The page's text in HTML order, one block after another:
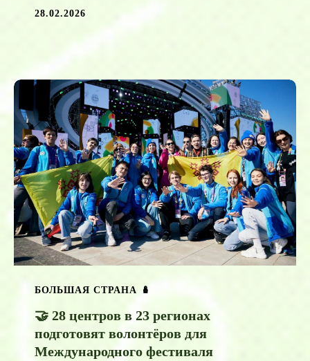
28.02.2026
БОЛЬШАЯ СТРАНА 🪆
🤝 28 центров в 23 регионах
подготовят волонтёров для
Международного фестиваля